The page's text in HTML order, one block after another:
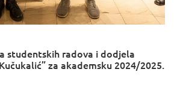
studentskih radova i dodjela
za akademsku 2024/2025.